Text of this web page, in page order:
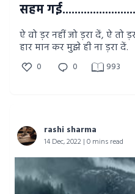
सहम
ऐ वो ड़र नहीं जो ड़रा दें, ऐ तो
हार मान कर मुझे ही ना ड़रा दें.
0 0 993
rashi sharma
14 Dec, 2022 | 0 mins read